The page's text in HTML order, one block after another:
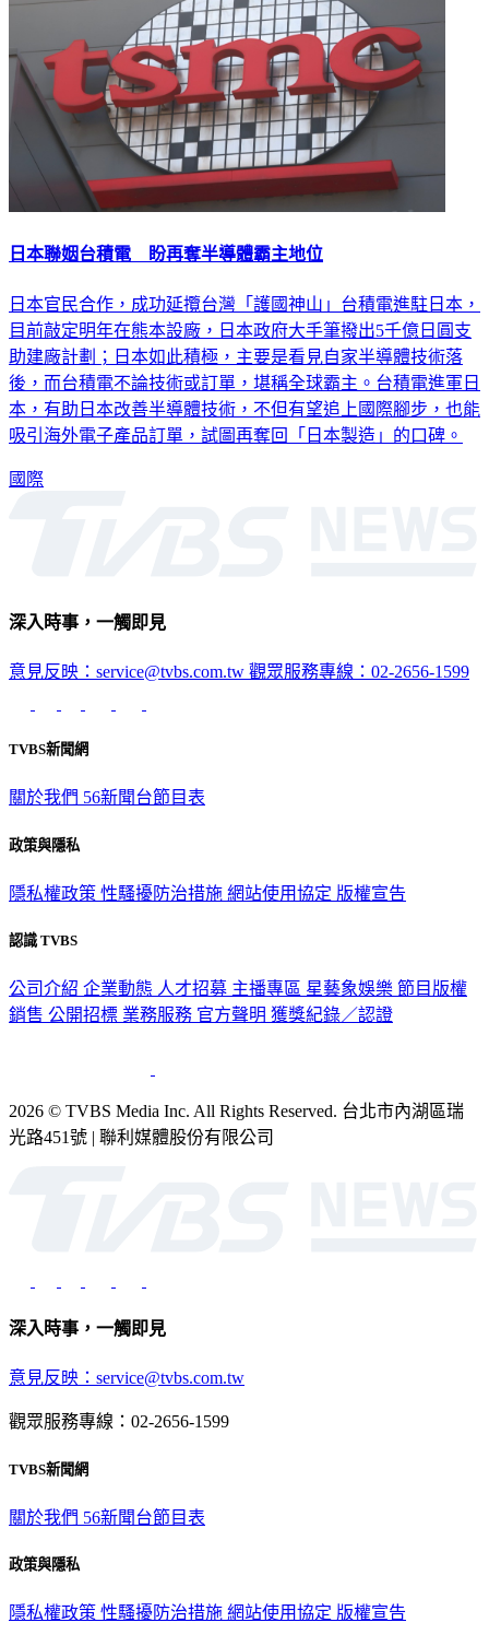
日本聯姻台積電 盼再奪半導體霸主地位
日本官民合作，成功延攬台灣「護國神山」台積電進駐日本，
目前敲定明年在熊本設廠，日本政府大手筆撥出5千億日圓支
助建廠計劃；日本如此積極，主要是看見自家半導體技術落
後，而台積電不論技術或訂單，堪稱全球霸主。台積電進軍日
本，有助日本改善半導體技術，不但有望追上國際腳步，也能
吸引海外電子產品訂單，試圖再奪回「日本製造」的口碑。
國際
深入時事，一觸即見
意見反映：service@tvbs.com.tw 觀眾服務專線：02-2656-1599
TVBS新聞網
關於我們 56新聞台節目表
政策與隱私
隱私權政策 性騷擾防治措施 網站使用協定 版權宣告
認識 TVBS
公司介紹 企業動態 人才招募 主播專區 星藝象娛樂 節目版權
銷售 公開招標 業務服務 官方聲明 獲獎紀錄／認證
2026 © TVBS Media Inc. All Rights Reserved. 台北市內湖區瑞
光路451號 | 聯利媒體股份有限公司
深入時事，一觸即見
意見反映：service@tvbs.com.tw
觀眾服務專線：02-2656-1599
TVBS新聞網
關於我們 56新聞台節目表
政策與隱私
隱私權政策 性騷擾防治措施 網站使用協定 版權宣告